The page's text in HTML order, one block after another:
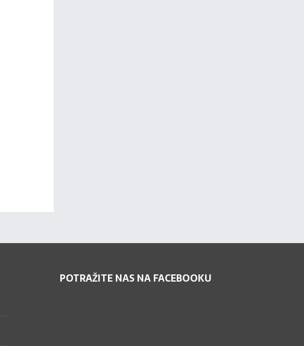
POTRAŽITE NAS NA FACEBOOKU